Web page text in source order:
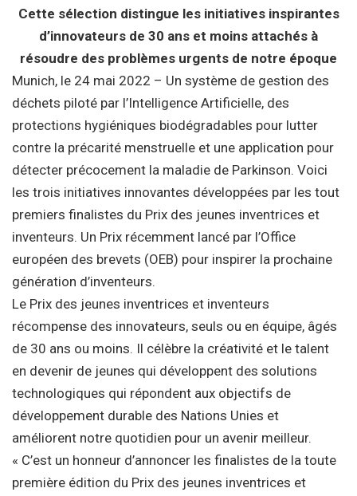
Cette sélection distingue les initiatives inspirantes
d’innovateurs de 30 ans et moins attachés à
résoudre des problèmes urgents de notre époque
Munich, le 24 mai 2022 – Un système de gestion des
déchets piloté par l’Intelligence Artificielle, des
protections hygiéniques biodégradables pour lutter
contre la précarité menstruelle et une application pour
détecter précocement la maladie de Parkinson. Voici
les trois initiatives innovantes développées par les tout
premiers finalistes du Prix des jeunes inventrices et
inventeurs. Un Prix récemment lancé par l’Office
européen des brevets (OEB) pour inspirer la prochaine
génération d’inventeurs.
Le Prix des jeunes inventrices et inventeurs
récompense des innovateurs, seuls ou en équipe, âgés
de 30 ans ou moins. Il célèbre la créativité et le talent
en devenir de jeunes qui développent des solutions
technologiques qui répondent aux objectifs de
développement durable des Nations Unies et
améliorent notre quotidien pour un avenir meilleur.
« C’est un honneur d’annoncer les finalistes de la toute
première édition du Prix des jeunes inventrices et